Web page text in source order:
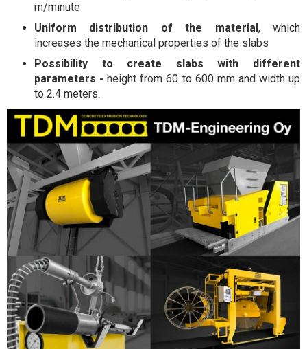
m/minute
Uniform distribution of the material, which
increases the mechanical properties of the slabs
Possibility to create slabs with different
parameters - height from 60 to 600 mm and width up
to 2.4 meters.